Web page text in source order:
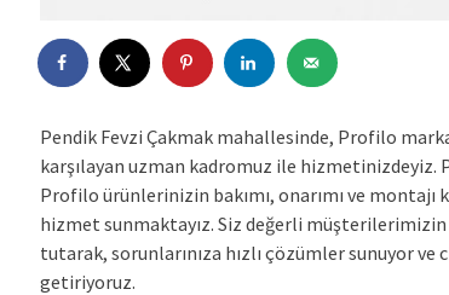
Pendik Fevzi Çakmak mahallesinde, Profilo
karşılayan uzman kadromuz ile hizmetinizdeyiz.
Profilo ürünlerinizin bakımı, onarımı ve
hizmet sunmaktayız. Siz değerli
tutarak, sorunlarınıza hızlı çözümler sunuyor ve
getiriyoruz.